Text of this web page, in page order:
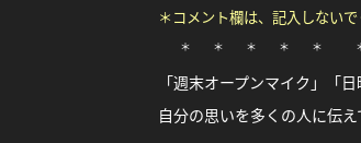
＊コメント欄は、記入しない
＊ ＊ ＊ ＊ ＊
「週末オープンマイク」「
自分の思いを多くの人に伝え